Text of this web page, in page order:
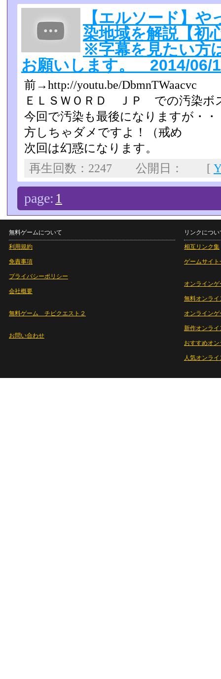
【エルソード】
染地域を解説【初
※字幕を見たい方
お願いします。 2014/06/
前→http://youtu.be/DbmnTWaacvc
ＥＬＳＷＯＲＤ ＪＰ での汚染ボ
今回で汚染も最後になりますが・
方しちゃダメですよ！（戒­め
次回は幻惑になります。
再生回数：2247 公開日： [
page: 1
無料ゲームについて
利用規約
免責事項
プライバシーポリシー
会社概要
無料ゲーム チビクエスト２
お問い合わせ
リンクについ
相互リンク集
ゲームサイト
オンラインゲ
無料オンライ
オンライン
新作オンライ
おすすめオ
人気オンラ